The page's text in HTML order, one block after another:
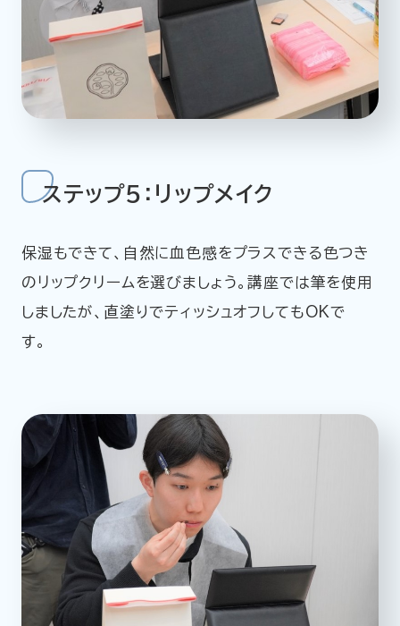
ステップ5：リップメイク
保湿もできて、自然に血色感をプラスできる色つき
のリップクリームを選びましょう。講座では筆を使用
しましたが、直塗りでティッシュオフしてもOKで
す。